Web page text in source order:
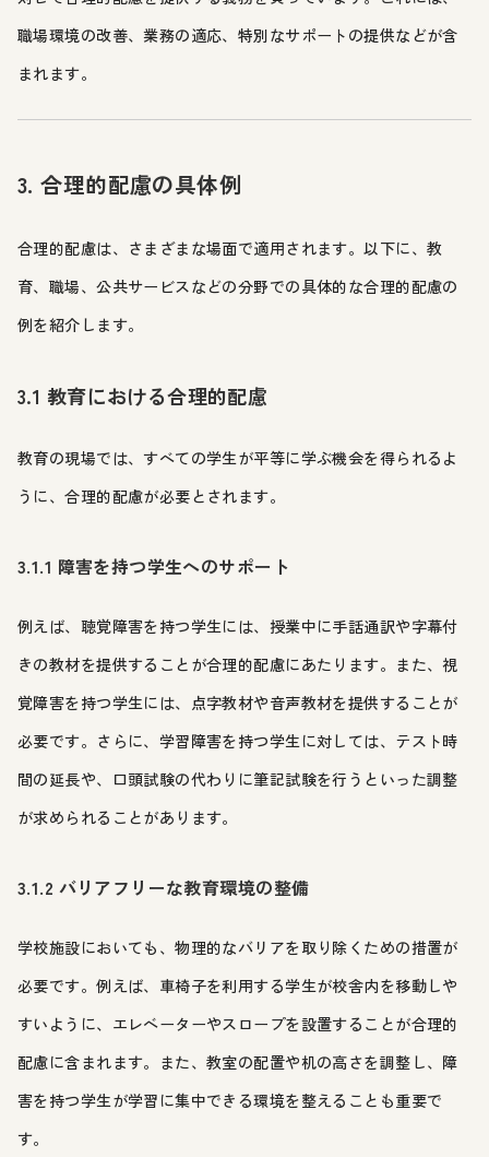
職場環境の改善、業務の適応、特別なサポートの提供などが含
まれます。
3. 合理的配慮の具体例
合理的配慮は、さまざまな場面で適用されます。以下に、教
育、職場、公共サービスなどの分野での具体的な合理的配慮の
例を紹介します。
3.1 教育における合理的配慮
教育の現場では、すべての学生が平等に学ぶ機会を得られるよ
うに、合理的配慮が必要とされます。
3.1.1 障害を持つ学生へのサポート
例えば、聴覚障害を持つ学生には、授業中に手話通訳や字幕付
きの教材を提供することが合理的配慮にあたります。また、視
覚障害を持つ学生には、点字教材や音声教材を提供することが
必要です。さらに、学習障害を持つ学生に対しては、テスト時
間の延長や、口頭試験の代わりに筆記試験を行うといった調整
が求められることがあります。
3.1.2 バリアフリーな教育環境の整備
学校施設においても、物理的なバリアを取り除くための措置が
必要です。例えば、車椅子を利用する学生が校舎内を移動しや
すいように、エレベーターやスロープを設置することが合理的
配慮に含まれます。また、教室の配置や机の高さを調整し、障
害を持つ学生が学習に集中できる環境を整えることも重要で
す。